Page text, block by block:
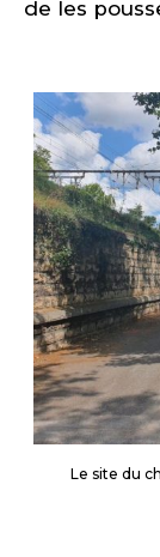
de les
Le site du